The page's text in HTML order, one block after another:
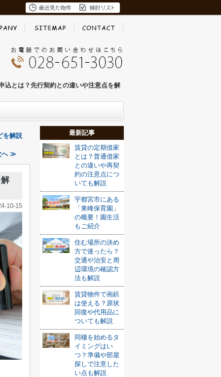
込とは？先行契約との違いや注意点を解
を解説
へ ≫
10-15
最新記事
賃貸の定期借家
とは？普通借家
との違いや再契
約の注意点につ
いても解説
宇都宮市にある
「東峰保育園」
の概要！園生活
もご紹介
住む場所の決め
方で迷ったら？
交通や治安と周
辺環境の確認方
法も解説
賃貸物件で画鋲
は使える？原状
回復や代用品に
ついても解説
同棲を始めるタ
イミングはい
つ？準備や部屋
探しで注意した
い点も解説